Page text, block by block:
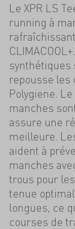
Le XPR LS
running à
synthétiques
repousse
Polygiene.
manches
assure une
meilleure.
aident à
manches
trous pour
tenue
longues, ce
courses de